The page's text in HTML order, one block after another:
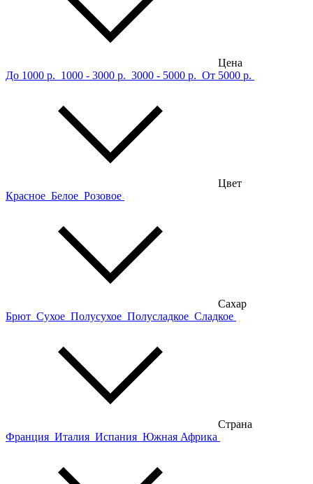
Цена
До 1000 р. 1000 - 3000 р. 3000 - 5000 р. От 5000 р.
Цвет
Красное Белое Розовое
Сахар
Брют Сухое Полусухое Полусладкое Сладкое
Страна
Франция Италия Испания Южная Африка